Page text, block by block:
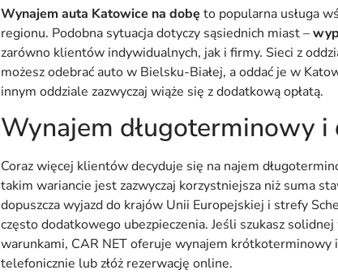
Wynajem auta Katowice na dobę to popularna usługa
regionu. Podobna sytuacja dotyczy sąsiednich miast –
zarówno klientów indywidualnych, jak i firmy. Sieci z
możesz odebrać auto w Bielsku-Białej, a oddać je w
innym oddziale zazwyczaj wiąże się z dodatkową opłatą.
Wynajem długoterminowy i
Coraz więcej klientów decyduje się na najem
takim wariancie jest zazwyczaj korzystniejsza niż suma
dopuszcza wyjazd do krajów Unii Europejskiej i strefy
często dodatkowego ubezpieczenia. Jeśli szukasz
warunkami, CAR NET oferuje wynajem krótkoterminowy
telefonicznie lub złóż rezerwację online.